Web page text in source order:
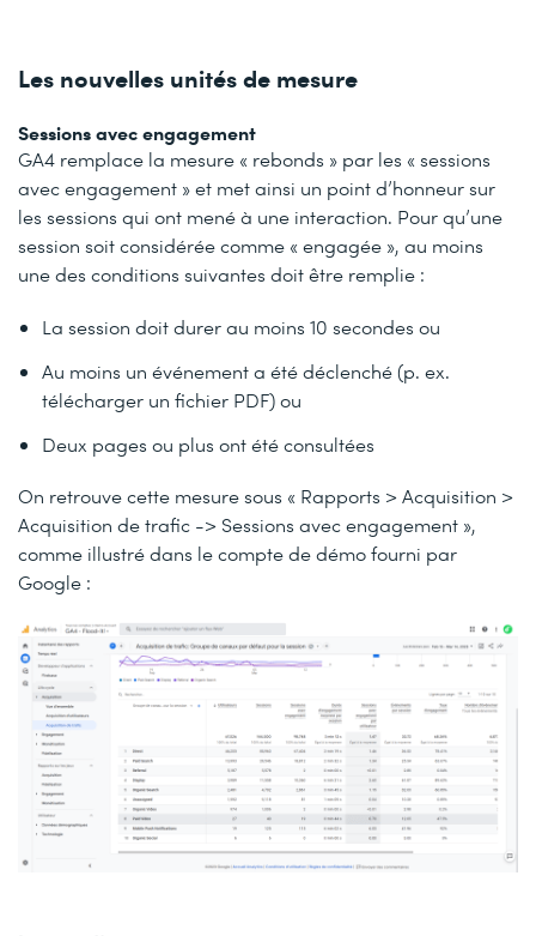
Les nouvelles unités de mesure
Sessions avec engagement
GA4 remplace la mesure « rebonds » par les « sessions
avec engagement » et met ainsi un point d’honneur sur
les sessions qui ont mené à une interaction. Pour qu’une
session soit considérée comme « engagée », au moins
une des conditions suivantes doit être remplie :
La session doit durer au moins 10 secondes ou
Au moins un événement a été déclenché (p. ex.
télécharger un fichier PDF) ou
Deux pages ou plus ont été consultées
On retrouve cette mesure sous « Rapports > Acquisition >
Acquisition de trafic -> Sessions avec engagement »,
comme illustré dans le compte de démo fourni par
Google :